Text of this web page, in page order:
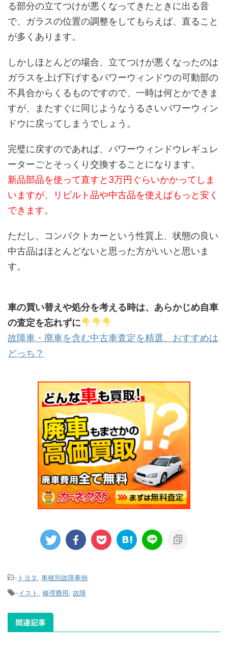
る部分の立てつけが悪くなってきたときに出る音
で、ガラスの位置の調整をしてもらえば、直ること
が多くあります。
しかしほとんどの場合、立てつけが悪くなったのは
ガラスを上げ下げするパワーウィンドウの可動部の
不具合からくるものですので、一時は何とかできま
すが、またすぐに同じようなうるさいパワーウィン
ドウに戻ってしまうでしょう。
完璧に戻すのであれば、パワーウィンドウレギュレ
ーターごとそっくり交換することになります。
新品部品を使って直すと3万円ぐらいかかってしま
いますが、リビルト品や中古品を使えばもっと安く
できます。
ただし、コンパクトカーという性質上、状態の良い
中古品はほとんどないと思った方がいいと思いま
す。
車の買い替えや処分を考える時は、あらかじめ自車
の査定を忘れずに
故障車・廃車を含む中古車査定を精選、おすすめは
どっち？
- トヨタ
車種別故障事例
-イスト 修理費用 故障
関連記事